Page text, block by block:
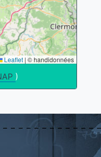
Leaflet | © handidonnées
)